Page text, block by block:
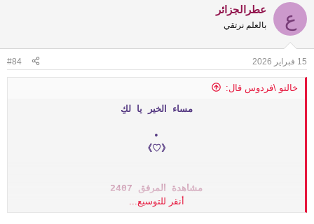
أسأل الله تعالى أن تكونوا بخير أحبابي في لك
أينما كنتم
لن أنساكم أبداااااااهلا بك اخيتي طالما دخلت اتفقد وجودكم
ع عطرالجزائر
بالعلم نرتقي
15 فبراير 2026 #84
خالتو \فردوس قال:
مساء الخير يا لكِ
•
《♡》
مشاهدة المرفق 2407
أنقر للتوسيع...